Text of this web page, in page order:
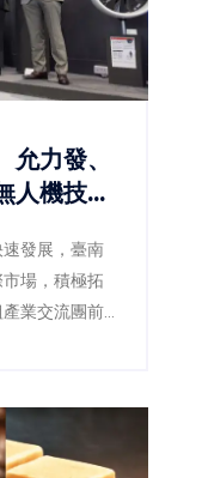
力發、
人機技術
發展，臺南
場，積極拓
業交流團前
最新發展趨
中，深耕精
專注智慧飛